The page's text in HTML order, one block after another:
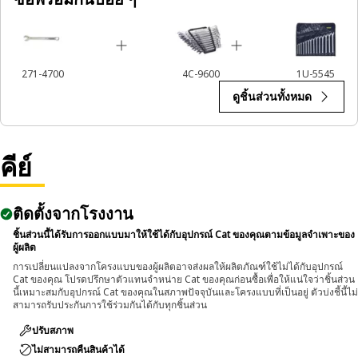
271-4700 4C-9600 1U-5545
ดูชิ้นส่วนทั้งหมด
คีย์
ติดตั้งจากโรงงาน
ชิ้นส่วนนี้ได้รับการออกแบบมาให้ใช้ได้กับอุปกรณ์ Cat ของคุณตามข้อมูลจำเพาะของ
ผู้ผลิต
การเปลี่ยนแปลงจากโครงแบบของผู้ผลิตอาจส่งผลให้ผลิตภัณฑ์ใช้ไม่ได้กับอุปกรณ์
Cat ของคุณ โปรดปรึกษาตัวแทนจำหน่าย Cat ของคุณก่อนซื้อเพื่อให้แน่ใจว่าชิ้นส่วน
นี้เหมาะสมกับอุปกรณ์ Cat ของคุณในสภาพปัจจุบันและโครงแบบที่เป็นอยู่ ตัวบ่งชี้นี้ไม่
สามารถรับประกันการใช้ร่วมกันได้กับทุกชิ้นส่วน
ปรับสภาพ
ไม่สามารถคืนสินค้าได้